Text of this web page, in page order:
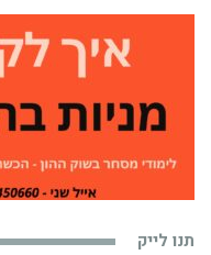
תנו לייק